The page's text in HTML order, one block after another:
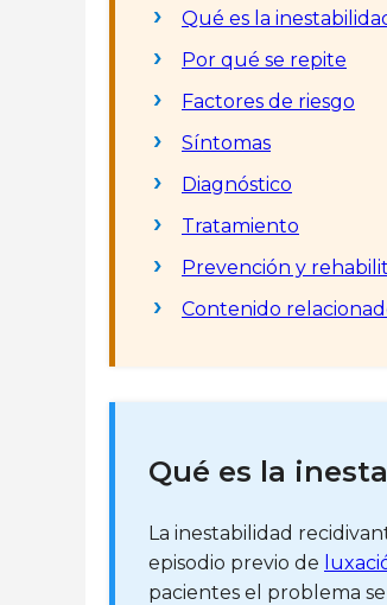
Qué es la
Por qué se repite
Factores de riesgo
Síntomas
Diagnóstico
Tratamiento
Prevención y
Contenido
Qué es la
La inestabilidad
episodio previo de
pacientes el problema